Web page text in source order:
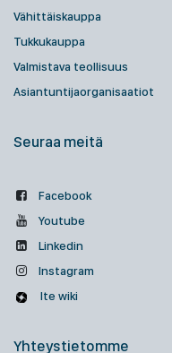
Vähittäiskauppa
Tukkukauppa
Valmistava teollisuus
Asiantuntijaorganisaatiot
Seuraa meitä
Facebook
Youtube
Linkedin
Instagram
Ite wiki
Yhteystietomme